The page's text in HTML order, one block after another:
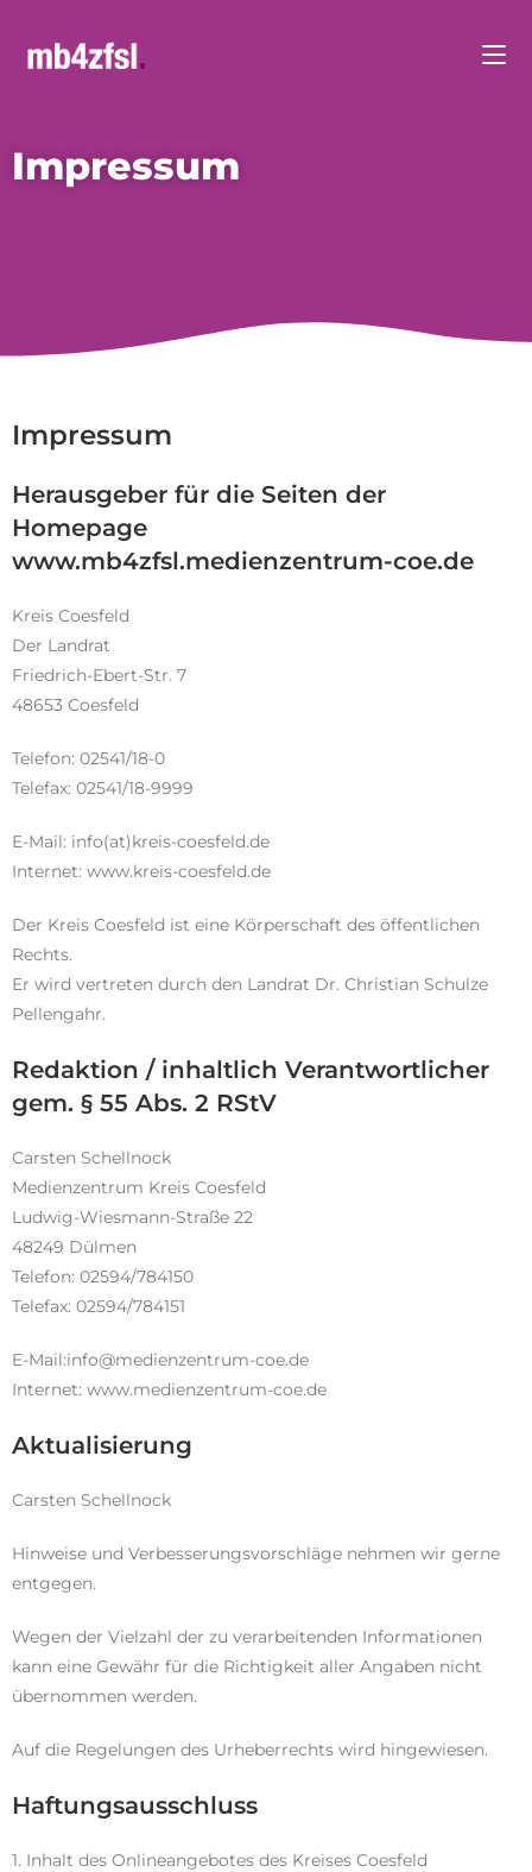
Impressum
Impressum
Herausgeber für die Seiten der
Homepage
www.mb4zfsl.medienzentrum-coe.de
Kreis Coesfeld
Der Landrat
Friedrich-Ebert-Str. 7
48653 Coesfeld
Telefon: 02541/18-0
Telefax: 02541/18-9999
E-Mail: info(at)kreis-coesfeld.de
Internet: www.kreis-coesfeld.de
Der Kreis Coesfeld ist eine Körperschaft des öffentlichen
Rechts.
Er wird vertreten durch den Landrat Dr. Christian Schulze
Pellengahr.
Redaktion / inhaltlich Verantwortlicher
gem. § 55 Abs. 2 RStV
Carsten Schellnock
Medienzentrum Kreis Coesfeld
Ludwig-Wiesmann-Straße 22
48249 Dülmen
Telefon: 02594/784150
Telefax: 02594/784151
E-Mail:info@medienzentrum-coe.de
Internet: www.medienzentrum-coe.de
Aktualisierung
Carsten Schellnock
Hinweise und Verbesserungsvorschläge nehmen wir gerne
entgegen.
Wegen der Vielzahl der zu verarbeitenden Informationen
kann eine Gewähr für die Richtigkeit aller Angaben nicht
übernommen werden.
Auf die Regelungen des Urheberrechts wird hingewiesen.
Haftungsausschluss
1. Inhalt des Onlineangebotes des Kreises Coesfeld